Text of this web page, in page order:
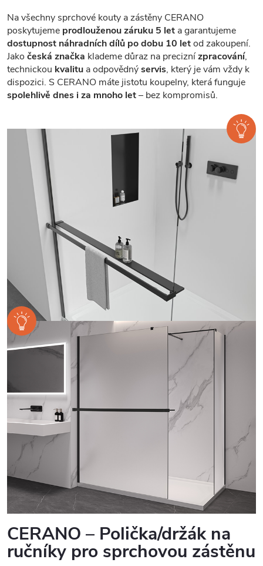
Na všechny sprchové kouty a zástěny CERANO
poskytujeme prodlouženou záruku 5 let a garantujeme
dostupnost náhradních dílů po dobu 10 letod zakoupení.
Jako česká značka klademe důraz na preciznízpracování,
technickou kvalitu a odpovědnýservis, který je vám vždy k
dispozici. S CERANO máte jistotu koupelny, která funguje
spolehlivě dnes i za mnoho let– bez kompromisů.
CERANO – Polička/držák na
ručníky pro sprchovou zástěnu